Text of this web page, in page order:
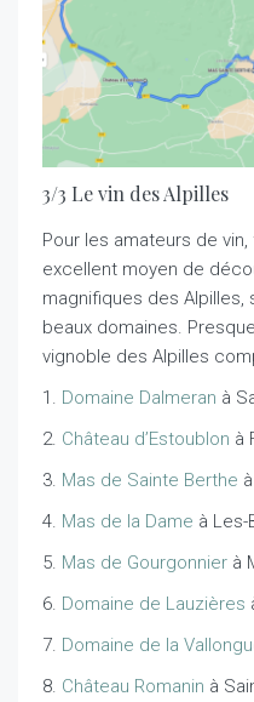
3/3 Le vin des Alpilles
Pour les amateurs de
excellent moyen de
magnifiques des Alpilles,
beaux domaines.
vignoble des Alpilles
1. Domaine Dalmeran à
2. Château d’Estoublon à
3. Mas de Sainte Berthe
4. Mas de la Dame à Les-
5. Mas de Gourgonnier à
6. Domaine de Lauzières
7. Domaine de la
8. Château Romanin à